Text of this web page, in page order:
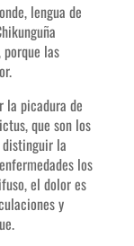
lengua de
las
la picadura de
que son los
distinguir la
los
el dolor es
y